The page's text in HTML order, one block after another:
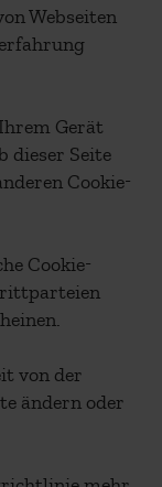
Webseiten
Gerät
dieser Seite
Cookie-
Cookie-
von der
ändern oder